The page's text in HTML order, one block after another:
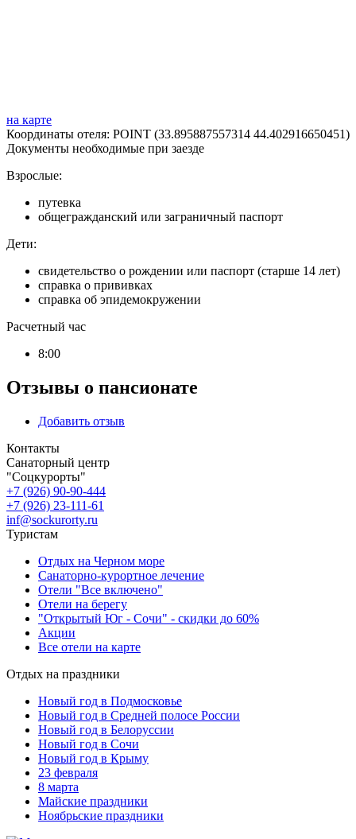
на карте
Координаты отеля: POINT (33.895887557314 44.402916650451)
Документы необходимые при заезде
Взрослые:
путевка
общегражданский или заграничный паспорт
Дети:
свидетельство о рождении или паспорт (старше 14 лет)
справка о прививках
справка об эпидемокружении
Расчетный час
8:00
Отзывы о пансионате
Добавить отзыв
Контакты
Санаторный центр
"Соцкурорты"
+7 (926) 90-90-444
+7 (926) 23-111-61
inf@sockurorty.ru
Туристам
Отдых на Черном море
Санаторно-курортное лечение
Отели "Все включено"
Отели на берегу
"Открытый Юг - Сочи" - скидки до 60%
Акции
Все отели на карте
Отдых на праздники
Новый год в Подмосковье
Новый год в Средней полосе России
Новый год в Белоруссии
Новый год в Сочи
Новый год в Крыму
23 февраля
8 марта
Майские праздники
Ноябрьские праздники